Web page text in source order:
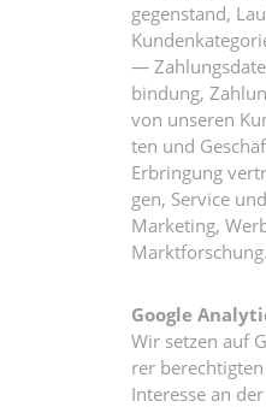
ge­gen­stand,
—
bin­dung,
von unse­ren
ten und
Erbrin­gung
gen, Ser­vice
Mar­ke­ting,
Marktforschung.
Goog­le
Wir set­zen auf
rer
Inter­es­se an